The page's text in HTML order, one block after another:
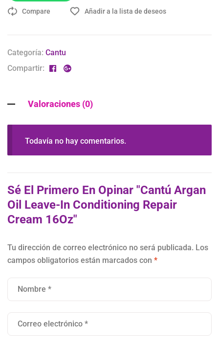
Compare Añadir a la lista de deseos
Categoría: Cantu
Compartir:
Valoraciones (0)
Todavía no hay comentarios.
Sé El Primero En Opinar "Cantú Argan
Oil Leave-In Conditioning Repair
Cream 16Oz"
Tu dirección de correo electrónico no será publicada. Los
campos obligatorios están marcados con *